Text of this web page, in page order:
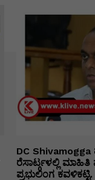
DC
ರೆಸಾರ್ಟ್ಗಳಲ್ಲಿ
ಪ್ರಭುಲಿಂಗ ಕವಳಿಕಟ್ಟಿ.